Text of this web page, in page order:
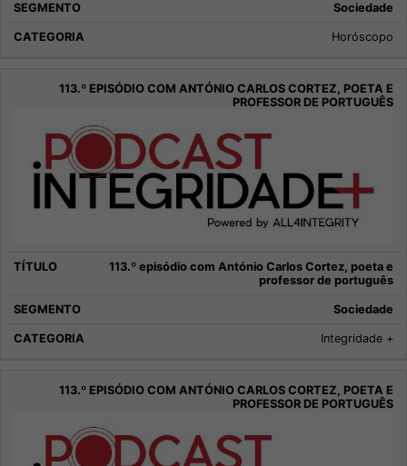
Sociedade
Horóscopo
113.º episódio com António Carlos Cortez, poeta e
professor de português
Sociedade
Integridade +